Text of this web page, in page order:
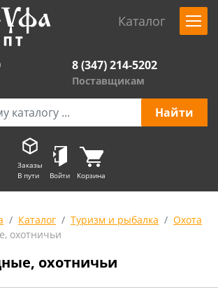
Каталог
8 (347) 214-5202
Поставщикам
Заказы
В пути
Войти Корзина
Каталог Туризм и рыбалка
Охота
охотничьи
охотничьи